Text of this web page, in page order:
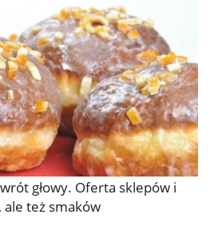
głowy. Oferta sklepów i
ale też smaków